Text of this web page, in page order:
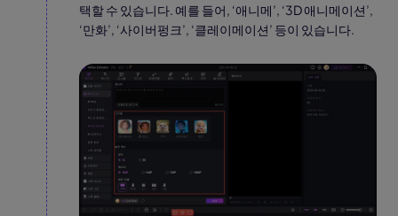
택할 수 있습니다. 예를 들어, ‘애니메’, ‘3D 애니메이션’,
‘만화’, ‘사이버펑크’, ‘클레이메이션’ 등이 있습니다.